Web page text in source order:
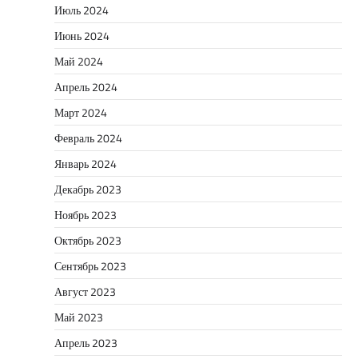
Июль 2024
Июнь 2024
Май 2024
Апрель 2024
Март 2024
Февраль 2024
Январь 2024
Декабрь 2023
Ноябрь 2023
Октябрь 2023
Сентябрь 2023
Август 2023
Май 2023
Апрель 2023